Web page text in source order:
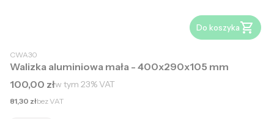
Do koszyka
CWA30
Walizka aluminiowa mała - 400x290x105 mm
Cena brutto
100,00 złw tym 23%VAT
Cena netto
81,30 złbez VAT